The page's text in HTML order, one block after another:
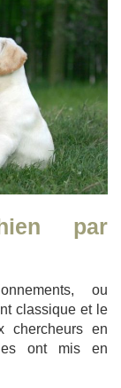
par
ou
classique et le
chercheurs en
ont mis en